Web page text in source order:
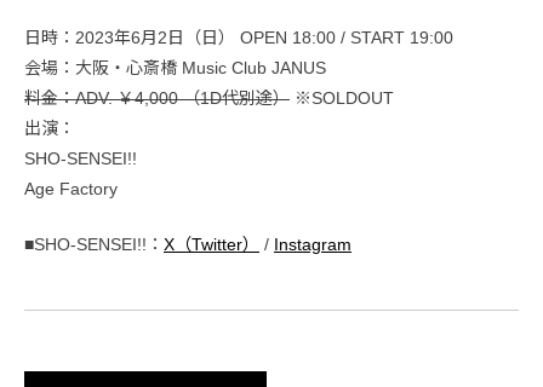
日時：2023年6月2日（日） OPEN 18:00 / START 19:00
会場：大阪・心斎橋 Music Club JANUS
料金：ADV. ￥4,000 （1D代別途） ※SOLDOUT
出演：
SHO-SENSEI!!
Age Factory
■SHO-SENSEI!!： X（Twitter） / Instagram